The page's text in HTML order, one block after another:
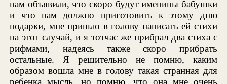
нам объявили, что скоро будут именины бабушки
и что нам должно приготовить к этому дню
подарки, мне пришло в голову написать ей стихи
на этот случай, и я тотчас же прибрал два стиха с
рифмами, надеясь также скоро прибрать
остальные. Я решительно не помню, каким
образом вошла мне в голову такая странная для
ребенка мысль, но помню, что она мне очень